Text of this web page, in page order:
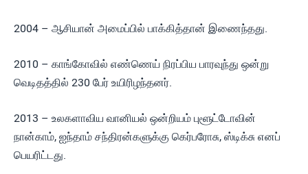
2004 – ஆசியான் அமைப்பில் பாக்கித்தான் இணைந்தது.
2010 – காங்கோவில் எண்ணெய் நிரப்பிய பாரவுந்து ஒன்று
வெடிதத்தில் 230 பேர் உயிரிழந்தனர்.
2013 – உலகளாவிய வானியல் ஒன்றியம் புளூட்டோவின்
நான்காம், ஐந்தாம் சந்திரன்களுக்கு கெர்பரோசு, ஸ்டிக்சு எனப்
பெயரிட்டது.